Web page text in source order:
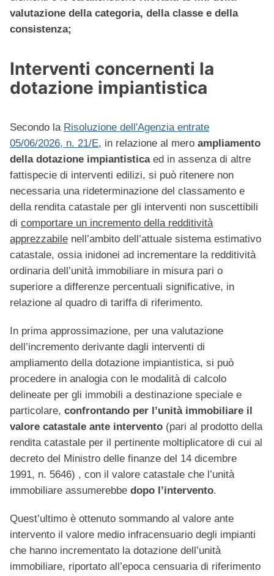
valutazione della categoria, della classe e della
consistenza;
Interventi concernenti la
dotazione impiantistica
Secondo la Risoluzione dell'Agenzia entrate
05/06/2026, n. 21/E, in relazione al mero ampliamento
della dotazione impiantisticaed in assenza di altre
fattispecie di interventi edilizi, si può ritenere non
necessaria una rideterminazione del classamento e
della rendita catastale per gli interventi non suscettibili
di comportare un incremento della redditività
apprezzabile nell’ambito dell’attuale sistema estimativo
catastale, ossia inidonei ad incrementare la redditività
ordinaria dell’unità immobiliare in misura pari o
superiore a differenze percentuali significative, in
relazione al quadro di tariffa di riferimento.
In prima approssimazione, per una valutazione
dell’incremento derivante dagli interventi di
ampliamento della dotazione impiantistica, si può
procedere in analogia con le modalità di calcolo
delineate per gli immobili a destinazione speciale e
particolare, confrontando per l’unità immobiliare il
valore catastale ante intervento (pari al prodotto della
rendita catastale per il pertinente moltiplicatore di cui al
decreto del Ministro delle finanze del 14 dicembre
1991, n. 5646) , con il valore catastale che l’unità
immobiliare assumerebbe dopo l’intervento.
Quest’ultimo è ottenuto sommando al valore ante
intervento il valore medio infracensuario degli impianti
che hanno incrementato la dotazione dell’unità
immobiliare, riportato all’epoca censuaria di riferimento